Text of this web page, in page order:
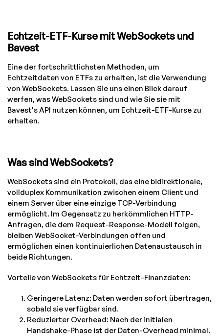
Echtzeit-ETF-Kurse mit WebSockets und
Bavest
Eine der fortschrittlichsten Methoden, um
Echtzeitdaten von ETFs zu erhalten, ist die Verwendung
von WebSockets. Lassen Sie uns einen Blick darauf
werfen, was WebSockets sind und wie Sie sie mit
Bavest's API nutzen können, um Echtzeit-ETF-Kurse zu
erhalten.
Was sind WebSockets?
WebSockets sind ein Protokoll, das eine bidirektionale,
vollduplex Kommunikation zwischen einem Client und
einem Server über eine einzige TCP-Verbindung
ermöglicht. Im Gegensatz zu herkömmlichen HTTP-
Anfragen, die dem Request-Response-Modell folgen,
bleiben WebSocket-Verbindungen offen und
ermöglichen einen kontinuierlichen Datenaustausch in
beide Richtungen.
Vorteile von WebSockets für Echtzeit-Finanzdaten:
Geringere Latenz: Daten werden sofort übertragen,
sobald sie verfügbar sind.
Reduzierter Overhead: Nach der initialen
Handshake-Phase ist der Daten-Overhead minimal.